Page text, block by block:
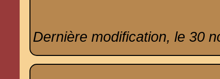
Dernière modification, le 30